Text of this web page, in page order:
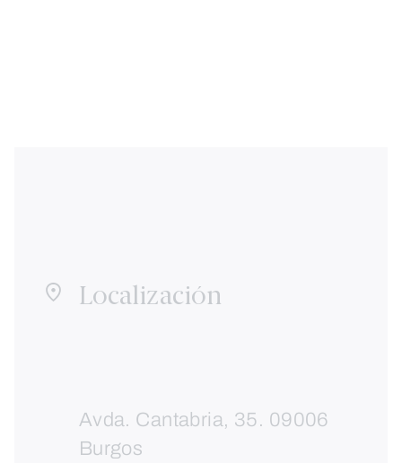
Localización
Avda. Cantabria, 35. 09006
Burgos